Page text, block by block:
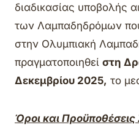
διαδικασίας υποβολής
των Λαμπαδηδρόμων
στην Ολυμπιακή
πραγματοποιηθεί στη
Δεκεμβρίου 2025, το
Όροι και